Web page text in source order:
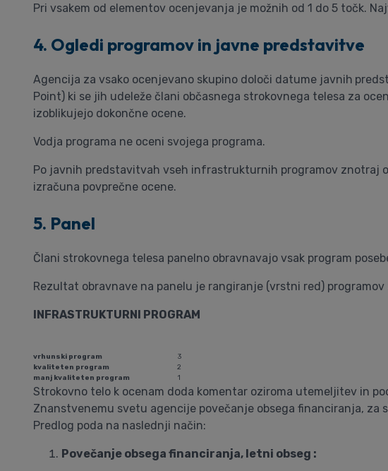
Pri vsakem od elementov ocenjevanja je možnih od 1 do 5 točk.
4. Ogledi programov in javne predstavitve
Agencija za vsako ocenjevano skupino določi datume javnih
Point) ki se jih udeleže člani občasnega strokovnega telesa za
izoblikujejo dokončne ocene.
Vodja programa ne oceni svojega programa.
Po javnih predstavitvah vseh infrastrukturnih programov znotraj
izračuna povprečne ocene.
5. Panel
Člani strokovnega telesa panelno obravnavajo vsak program
Rezultat obravnave na panelu je rangiranje (vrstni red)
INFRASTRUKTURNI PROGRAM
vrhunski program
3
kvaliteten program
2
manj kvaliteten program
1
Strokovno telo k ocenam doda komentar oziroma utemeljitev in
Znanstvenemu svetu agencije povečanje obsega financiranja,
Predlog poda na naslednji način:
Povečanje obsega financiranja, letni obseg :